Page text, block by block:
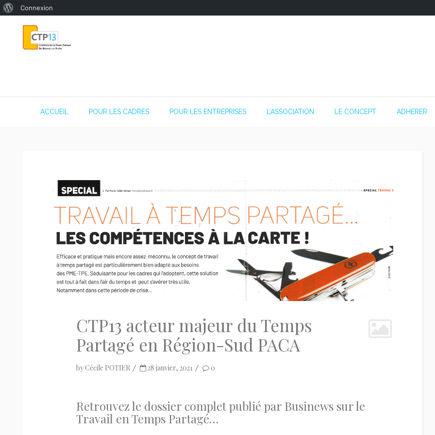
ACCUEIL POUR LES CADRES POUR LES ENTREPRISES L’ASSOCIATION LE CONCEPT ADHERER
CTP13 acteur majeur du Temps
Partagé en Région-Sud PACA
byCécile POTIER 28 janvier, 2021 0
Retrouvez le dossier complet publié par Businews sur le
Travail en Temps Partagé…
Connexion